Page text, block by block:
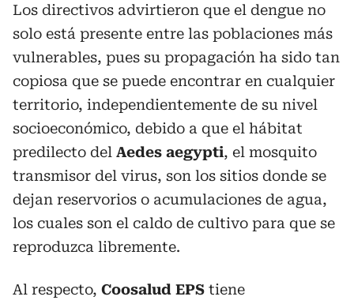
Los directivos advirtieron que el dengue no
solo está presente entre las poblaciones más
vulnerables, pues su propagación ha sido tan
copiosa que se puede encontrar en cualquier
territorio, independientemente de su nivel
socioeconómico, debido a que el hábitat
predilecto del Aedes aegypti, el mosquito
transmisor del virus, son los sitios donde se
dejan reservorios o acumulaciones de agua,
los cuales son el caldo de cultivo para que se
reproduzca libremente.
Al respecto, Coosalud EPS tiene